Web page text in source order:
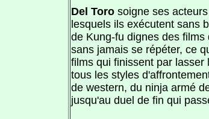
Del Toro soigne ses
lesquels ils exécutent sans
de Kung-fu dignes des films
sans jamais se répéter, ce
films qui finissent par lasser
tous les styles
de western, du ninja armé
jusqu'au duel de fin qui